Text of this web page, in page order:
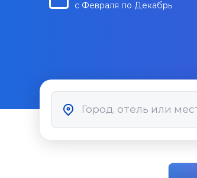
с Февраля по Декабрь